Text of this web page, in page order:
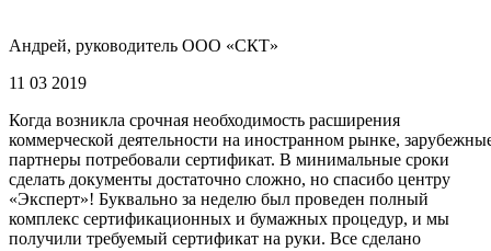
Андрей, руководитель ООО «СКТ»
11 03 2019
Когда возникла срочная необходимость расширения
коммерческой деятельности на иностранном рынке,
партнеры потребовали сертификат. В минимальные сроки
сделать документы достаточно сложно, но спасибо центру
«Эксперт»! Буквально за неделю был проведен полный
комплекс сертификационных и бумажных процедур, и мы
получили требуемый сертификат на руки. Все сделано